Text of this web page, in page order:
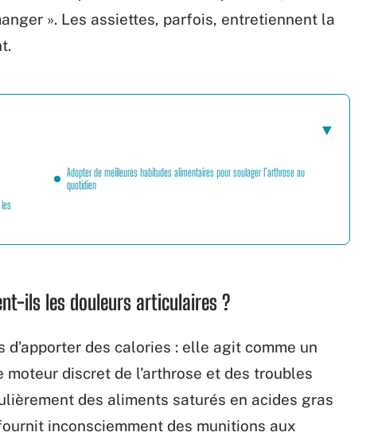
». Les assiettes, parfois, entretiennent la
Adopter de meilleures habitudes alimentaires pour soulager l’arthrose au
quotidien
ils les douleurs articulaires ?
des calories : elle agit comme un
moteur discret de l’arthrose et des troubles
des aliments saturés en acides gras
inconsciemment des munitions aux